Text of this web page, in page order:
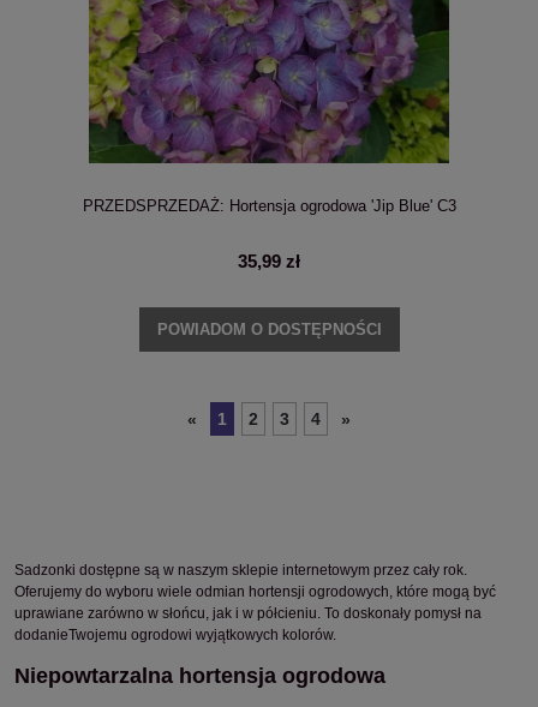
PRZEDSPRZEDAŻ: Hortensja ogrodowa 'Jip Blue' C3
35,99 zł
POWIADOM O DOSTĘPNOŚCI
« 1 2 3 4 »
Sadzonki dostępne są w naszym sklepie internetowym przez cały rok.
Oferujemy do wyboru wiele odmian hortensji ogrodowych, które mogą być
uprawiane zarówno w słońcu, jak i w półcieniu. To doskonały pomysł na
dodanieTwojemu ogrodowi wyjątkowych kolorów.
Niepowtarzalna hortensja ogrodowa